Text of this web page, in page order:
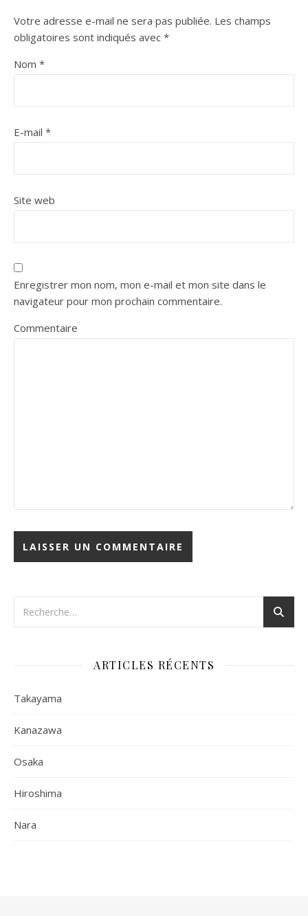
Votre adresse e-mail ne sera pas publiée. Les champs
obligatoires sont indiqués avec *
Nom *
E-mail *
Site web
Enregistrer mon nom, mon e-mail et mon site dans le
navigateur pour mon prochain commentaire.
Commentaire
ARTICLES RÉCENTS
Takayama
Kanazawa
Osaka
Hiroshima
Nara